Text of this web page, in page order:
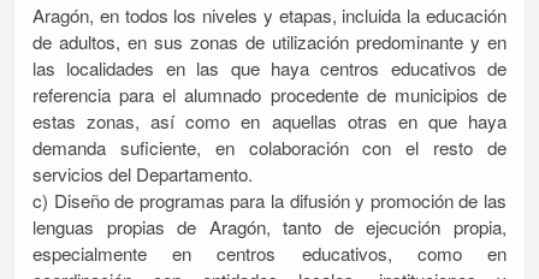
Aragón, en todos los niveles y etapas, incluida la educación
de adultos, en sus zonas de utilización predominante y en
las localidades en las que haya centros educativos de
referencia para el alumnado procedente de municipios de
estas zonas, así como en aquellas otras en que haya
demanda suficiente, en colaboración con el resto de
servicios del Departamento.
c) Diseño de programas para la difusión y promoción de las
lenguas propias de Aragón, tanto de ejecución propia,
especialmente en centros educativos, como en